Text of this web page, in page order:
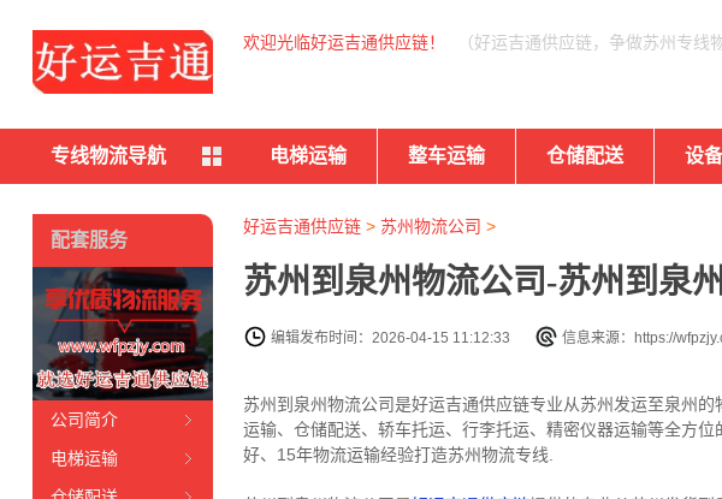
欢迎光临好运吉通供应链！ （好运吉通供应链，争做苏州专线
专线物流导航 电梯运输 整车运输 仓储配送 设
好运吉通供应链> 苏州物流公司 >
苏州到泉州物流公司-苏州到泉
编辑发布时间：2026-04-15 11:12:33 信息来源：https://
苏州到泉州物流公司是好运吉通供应链专业从苏州发运至泉州
运输、仓储配送、轿车托运、行李托运、精密仪器运输等全方
好、15年物流运输经验打造苏州物流专线.
配套服务
公司简介
电梯运输